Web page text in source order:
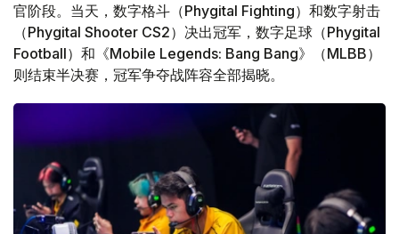
官阶段。当天，数字格斗（Phygital Fighting）和数字射击
（Phygital Shooter CS2）决出冠军，数字足球（Phygital
Football）和《Mobile Legends: Bang Bang》（MLBB）
则结束半决赛，冠军争夺战阵容全部揭晓。